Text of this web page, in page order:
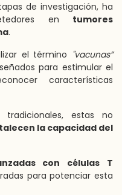
de investigación, ha
en tumores
.
el término "vacunas”
para estimular el
características
estas no
la capacidad del
con células T
para potenciar esta